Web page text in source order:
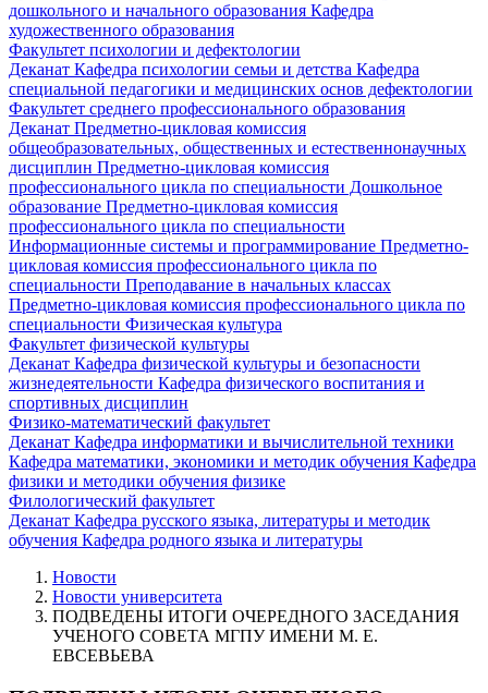
дошкольного и начального образования Кафедра
художественного образования
Факультет психологии и дефектологии
Деканат Кафедра психологии семьи и детства Кафедра
специальной педагогики и медицинских основ дефектологии
Факультет среднего профессионального образования
Деканат Предметно-цикловая комиссия
общеобразовательных, общественных и естественнонаучных
дисциплин Предметно-цикловая комиссия
профессионального цикла по специальности Дошкольное
образование Предметно-цикловая комиссия
профессионального цикла по специальности
Информационные системы и программирование Предметно-
цикловая комиссия профессионального цикла по
специальности Преподавание в начальных классах
Предметно-цикловая комиссия профессионального цикла по
специальности Физическая культура
Факультет физической культуры
Деканат Кафедра физической культуры и безопасности
жизнедеятельности Кафедра физического воспитания и
спортивных дисциплин
Физико-математический факультет
Деканат Кафедра информатики и вычислительной техники
Кафедра математики, экономики и методик обучения Кафедра
физики и методики обучения физике
Филологический факультет
Деканат Кафедра русского языка, литературы и методик
обучения Кафедра родного языка и литературы
Новости
Новости университета
ПОДВЕДЕНЫ ИТОГИ ОЧЕРЕДНОГО ЗАСЕДАНИЯ
УЧЕНОГО СОВЕТА МГПУ ИМЕНИ М. Е.
ЕВСЕВЬЕВА